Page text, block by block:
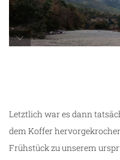
Letztlich war es dann
dem Koffer
Frühstück zu unserem